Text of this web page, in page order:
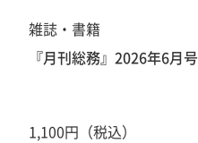
雑誌・書籍
『月刊総務』2026年6月号
1,100円（税込）